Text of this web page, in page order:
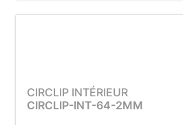
CIRCLIP INTÉRIEUR
CIRCLIP-INT-64-2MM